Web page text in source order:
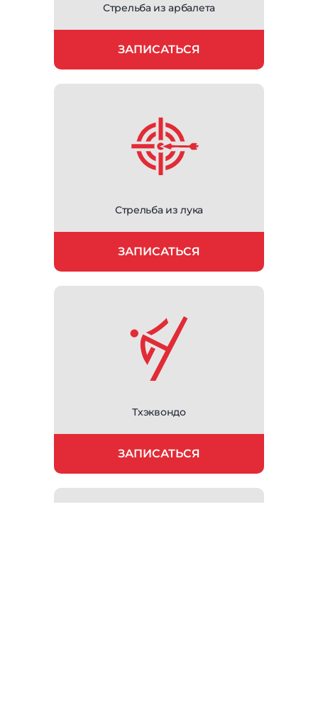
Стрельба из арбалета
ЗАПИСАТЬСЯ
Стрельба из лука
ЗАПИСАТЬСЯ
Тхэквондо
ЗАПИСАТЬСЯ